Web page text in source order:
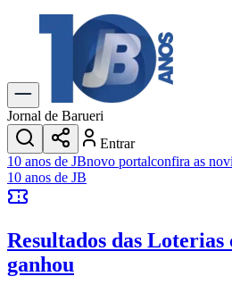
Explore Tudo
Últimas Notícias
Previsão do Tempo
Trânsito e Rotas
Dia a Dia & Lazer
Transportes
Gastronomia
Cinema & Shows
JogosNovo
Anuncie no Portal
Cadastrar Empresa
Divulgar Vagas
Jornal de Barueri
Entrar
10 anos de JBnovo portalconfira as
10 anos de JB
Resultados das Loterias
ganhou